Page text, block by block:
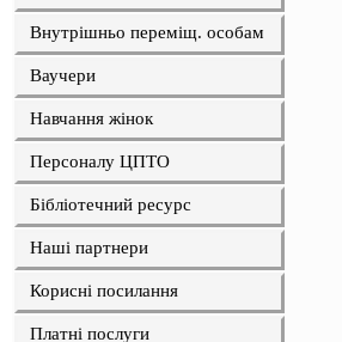
Внутрішньо переміщ. особам
Ваучери
Навчання жінок
Персоналу ЦПТО
Бібліотечний ресурс
Наші партнери
Корисні посилання
Платні послуги